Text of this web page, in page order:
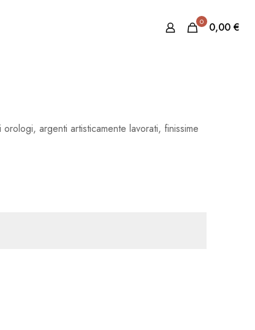
0 0,00 €
argenti artisticamente lavorati, finissime